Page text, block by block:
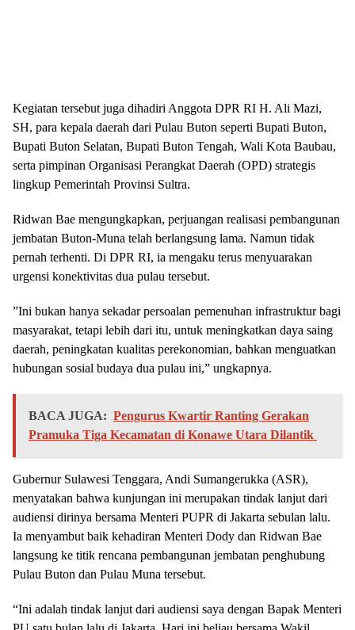
Kegiatan tersebut juga dihadiri Anggota DPR RI H. Ali Mazi,
SH, para kepala daerah dari Pulau Buton seperti Bupati Buton,
Bupati Buton Selatan, Bupati Buton Tengah, Wali Kota Baubau,
serta pimpinan Organisasi Perangkat Daerah (OPD) strategis
lingkup Pemerintah Provinsi Sultra.
Ridwan Bae mengungkapkan, perjuangan realisasi pembangunan
jembatan Buton-Muna telah berlangsung lama. Namun tidak
pernah terhenti. Di DPR RI, ia mengaku terus menyuarakan
urgensi konektivitas dua pulau tersebut.
”Ini bukan hanya sekadar persoalan pemenuhan infrastruktur bagi
masyarakat, tetapi lebih dari itu, untuk meningkatkan daya saing
daerah, peningkatan kualitas perekonomian, bahkan menguatkan
hubungan sosial budaya dua pulau ini,” ungkapnya.
BACA JUGA: Pengurus Kwartir Ranting Gerakan
Pramuka Tiga Kecamatan di Konawe Utara Dilantik
Gubernur Sulawesi Tenggara, Andi Sumangerukka (ASR),
menyatakan bahwa kunjungan ini merupakan tindak lanjut dari
audiensi dirinya bersama Menteri PUPR di Jakarta sebulan lalu.
Ia menyambut baik kehadiran Menteri Dody dan Ridwan Bae
langsung ke titik rencana pembangunan jembatan penghubung
Pulau Buton dan Pulau Muna tersebut.
“Ini adalah tindak lanjut dari audiensi saya dengan Bapak Menteri